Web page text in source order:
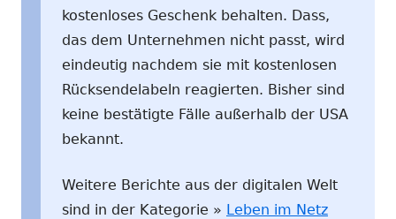
kostenloses Geschenk behalten. Dass,
das dem Unternehmen nicht passt, wird
eindeutig nachdem sie mit kostenlosen
Rücksendelabeln reagierten. Bisher sind
keine bestätigte Fälle außerhalb der USA
bekannt.
Weitere Berichte aus der digitalen Welt
sind in der Kategorie » Leben im Netz